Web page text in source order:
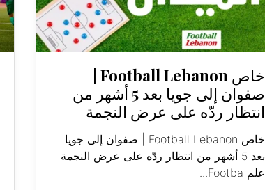
صفوان إلى جويا بعد 5 أشهر من
انتظار ردّه على عرض النجمة
خاص Football Lebanon | صفوان إلى جويا
بعد 5 أشهر من انتظار ردّه على عرض النجمة
علم Footba...